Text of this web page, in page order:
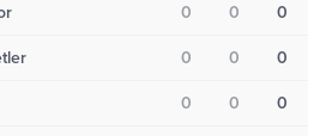
0 0 0
0 0 0
0 0 0